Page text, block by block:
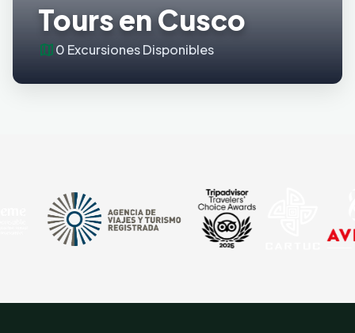
Tours en Cusco
map0 Excursiones Disponibles